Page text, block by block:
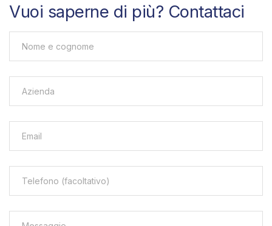
Vuoi saperne di più? Contattaci